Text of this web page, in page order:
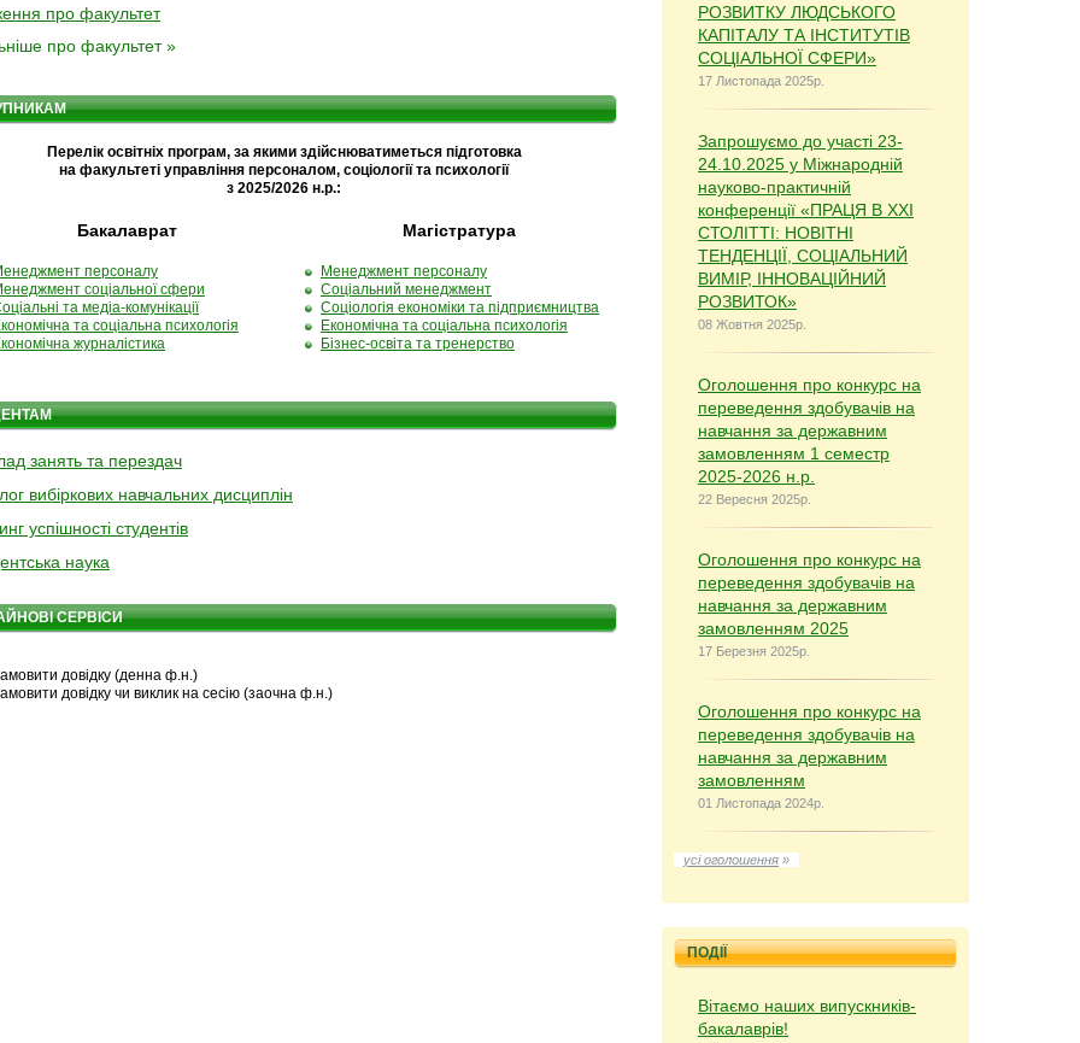
про факультет
про факультет »
Перелік освітніх програм, за якими здійснюватиметься підготовка
на факультеті управління персоналом, соціології та психології
з 2025/2026 н.р.:
Бакалаврат Магістратура
персоналу
соціальної сфери
та медіа-комунікації
та соціальна психологія
журналістика
Менеджмент персоналу
Соціальний менеджмент
Соціологія економіки та підприємництва
Економічна та соціальна психологія
Бізнес-освіта та тренерство
занять та перездач
вибіркових навчальних дисциплін
успішності студентів
наука
СЕРВІСИ
довідку (денна ф.н.)
довідку чи виклик на сесію (заочна ф.н.)
РОЗВИТКУ ЛЮДСЬКОГО
КАПІТАЛУ ТА ІНСТИТУТІВ
СОЦІАЛЬНОЇ СФЕРИ»
17 Листопада 2025р.
Запрошуємо до участі 23-
24.10.2025 у Міжнародній
науково-практичній
конференції «ПРАЦЯ В ХХІ
СТОЛІТТІ: НОВІТНІ
ТЕНДЕНЦІЇ, СОЦІАЛЬНИЙ
ВИМІР, ІННОВАЦІЙНИЙ
РОЗВИТОК»
08 Жовтня 2025р.
Оголошення про конкурс на
переведення здобувачів на
навчання за державним
замовленням 1 семестр
2025-2026 н.р.
22 Вересня 2025р.
Оголошення про конкурс на
переведення здобувачів на
навчання за державним
замовленням 2025
17 Березня 2025р.
Оголошення про конкурс на
переведення здобувачів на
навчання за державним
замовленням
01 Листопада 2024р.
усі оголошення »
ПОДІЇ
Вітаємо наших випускників-
бакалаврів!